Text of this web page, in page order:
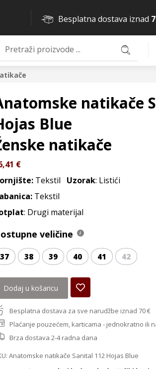
Besplatna dostava iznad
natikače
Blue
natikače
€
Tekstil Uzorak: Listići
Tekstil
: Drugi materijal
veličine
37 38 39 40 41 42
Dodaj u košaricu
Besplatna dostava za sve narudžbe iznad 70 €
Plaćanje pouzećem, karticama - jednokratno ili
Brza dostava 2-4 radna dana
Anatomske natikače Sanital 112 Hojas Blue